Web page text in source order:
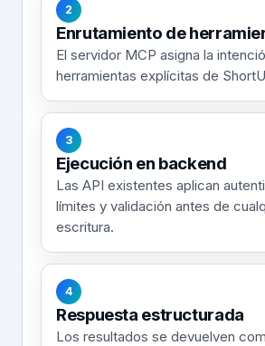
2
Enrutamiento de
El servidor MCP asigna la
herramientas explícitas de
3
Ejecución en backend
Las API existentes aplican
límites y validación antes de
escritura.
4
Respuesta estructurada
Los resultados se devuelven